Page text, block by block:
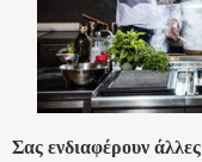
Σας ενδιαφέρουν